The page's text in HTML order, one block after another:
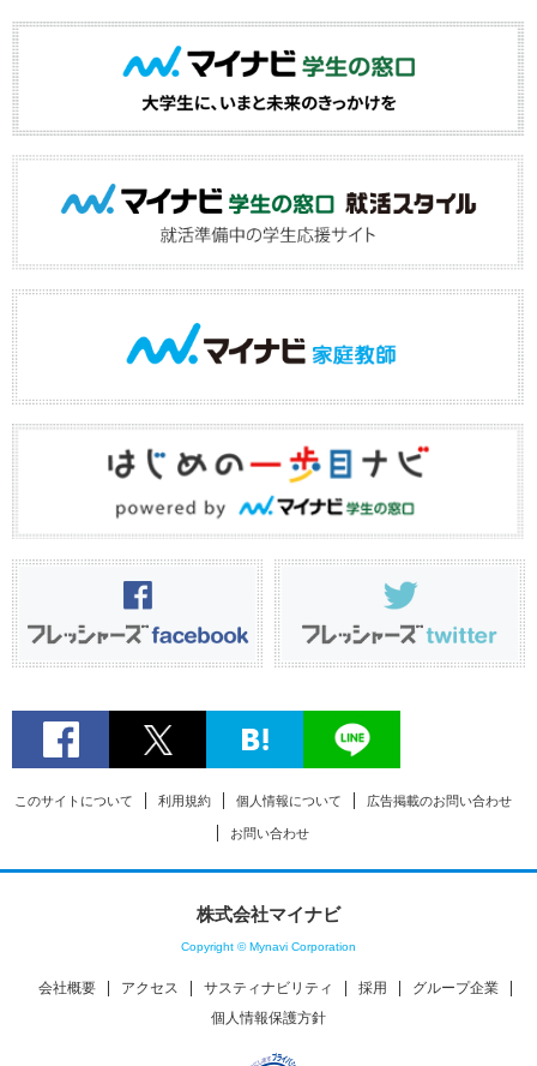
このサイトについて 利用規約 個人情報について 広告掲載のお問い合わせ
お問い合わせ
株式会社マイナビ
Copyright © Mynavi Corporation
会社概要 アクセス サスティナビリティ 採用
グループ企業
個人情報保護方針